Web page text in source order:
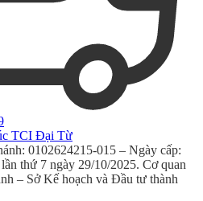
TCI Đại Từ
0102624215-015 – Ngày cấp:
thứ 7 ngày 29/10/2025. Cơ quan
– Sở Kế hoạch và Đầu tư thành